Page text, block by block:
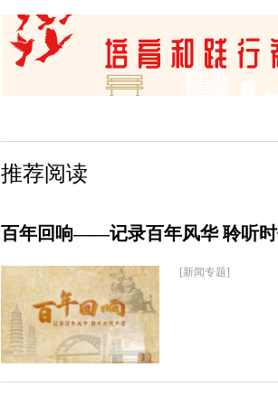
推荐阅读
百年回响——记录百年风华 聆听
[新闻专题]